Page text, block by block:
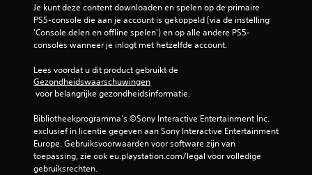
n
Je kunt deze content downloaden en spelen op de primaire
PS5-console die aan je account is gekoppeld (via de instelling
'Console delen en offline spelen') en op alle andere PS5-
consoles wanneer je inlogt met hetzelfde account.
Lees voordat u dit product gebruikt de
Gezondheidswaarschuwingen
voor belangrijke gezondheidsinformatie.
Bibliotheekprogramma's ©Sony Interactive Entertainment Inc.
exclusief in licentie gegeven aan Sony Interactive Entertainment
Europe. Gebruiksvoorwaarden voor software zijn van
toepassing, zie ook eu.playstation.com/legal voor volledige
gebruiksrechten.